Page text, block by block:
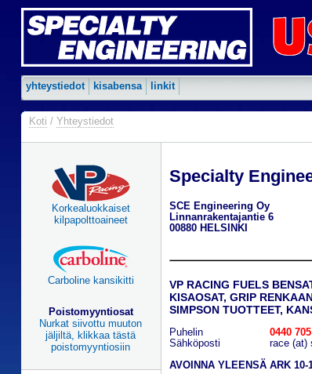
yhteystiedot kisabensa linkit
Koti / Yhteystiedot
Korkealuokkaiset
kilpapolttoaineet
Carboline kansikitti
Poistomyyntiosat
Nurkat siivottu muuton
jäljiltä, klikkaa tästä
poistomyyntiosiin
Specialty
SCE Engineering Oy
Linnanrakentajantie 6
00880 HELSINKI
VP RACING FUELS
KISAOSAT, GRIP
SIMPSON TUOTTEET,
Puhelin
0440
Sähköposti
race (at)
AVOINNA YLEENSÄ ARK 10-